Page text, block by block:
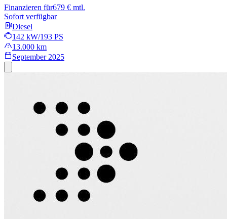
Finanzieren für679 € mtl.
Sofort verfügbar
Diesel
142 kW/193 PS
13.000 km
September 2025